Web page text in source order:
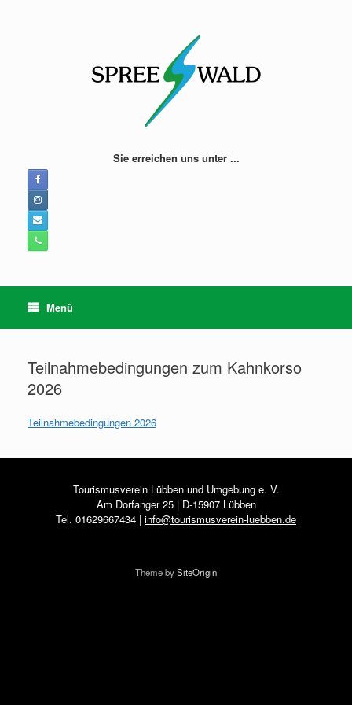
Sie erreichen uns unter ...
Menü
Teilnahmebedingungen zum Kahnkorso
2026
Teilnahmebedingungen 2026
Tourismusverein Lübben und Umgebung e. V.
Am Dorfanger 25 | D-15907 Lübben
Tel. 01629667434 | info@tourismusverein-luebben.de
Theme bySiteOrigin